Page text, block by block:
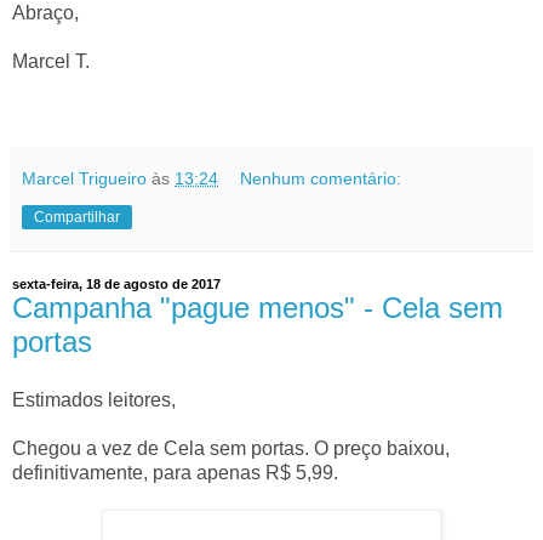
Abraço,
Marcel T.
Marcel Trigueiro às 13:24 Nenhum comentário:
Compartilhar
sexta-feira, 18 de agosto de 2017
Campanha "pague menos" - Cela sem
portas
Estimados leitores,
Chegou a vez de Cela sem portas. O preço baixou,
definitivamente, para apenas R$ 5,99.